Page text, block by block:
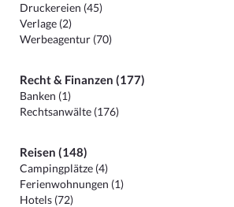
Druckereien (45)
Verlage (2)
Werbeagentur (70)
Recht & Finanzen (177)
Banken (1)
Rechtsanwälte (176)
Reisen (148)
Campingplätze (4)
Ferienwohnungen (1)
Hotels (72)